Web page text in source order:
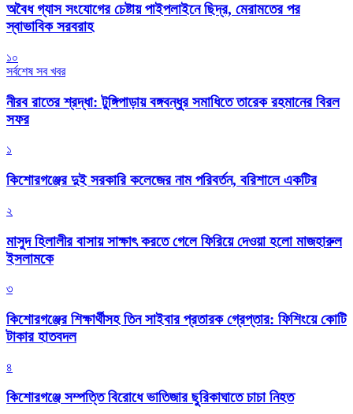
অবৈধ গ্যাস সংযোগের চেষ্টায় পাইপলাইনে ছিদ্র, মেরামতের পর
স্বাভাবিক সরবরাহ
১০
সর্বশেষ সব খবর
নীরব রাতের শ্রদ্ধা: টুঙ্গিপাড়ায় বঙ্গবন্ধুর সমাধিতে তারেক রহমানের বিরল
সফর
১
কিশোরগঞ্জের দুই সরকারি কলেজের নাম পরিবর্তন, বরিশালে একটির
২
মাসুদ হিলালীর বাসায় সাক্ষাৎ করতে গেলে ফিরিয়ে দেওয়া হলো মাজহারুল
ইসলামকে
৩
কিশোরগঞ্জের শিক্ষার্থীসহ তিন সাইবার প্রতারক গ্রেপ্তার: ফিশিংয়ে কোটি
টাকার হাতবদল
৪
কিশোরগঞ্জে সম্পত্তি বিরোধে ভাতিজার ছুরিকাঘাতে চাচা নিহত